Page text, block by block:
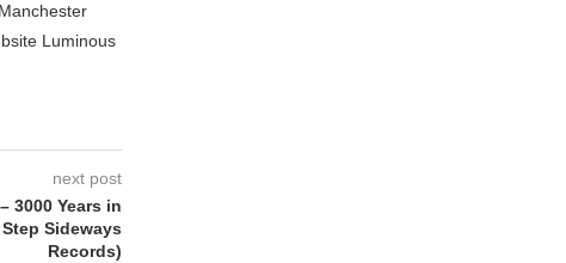
Luminous
next post
3000 Years in
Sideways
Records)